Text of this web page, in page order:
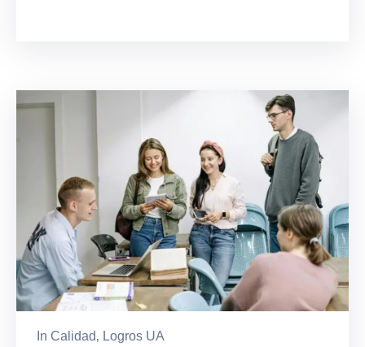
In Calidad‚ Logros UA